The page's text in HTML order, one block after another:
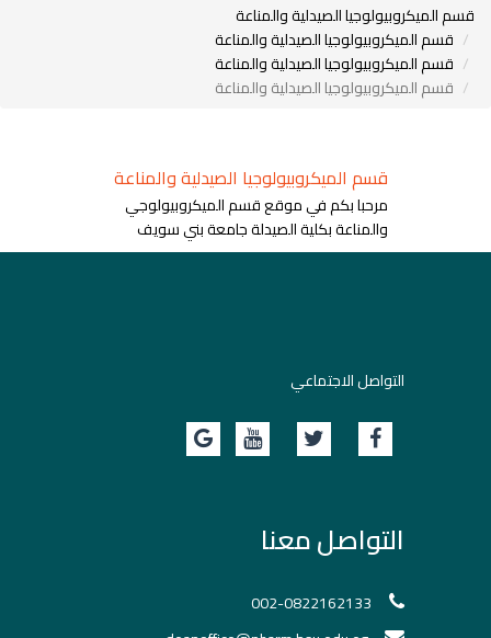
قسم الميكروبيولوجيا الصيدلية والمناعة
قسم الميكروبيولوجيا الصيدلية والمناعة
قسم الميكروبيولوجيا الصيدلية والمناعة
قسم الميكروبيولوجيا الصيدلية والمناعة
قسم الميكروبيولوجيا الصيدلية والمناعة
مرحبا بكم في موقع قسم الميكروبيولوجي
والمناعة بكلية الصيدلة جامعة بني سويف
التواصل الاجتماعي
التواصل معنا
002-0822162133